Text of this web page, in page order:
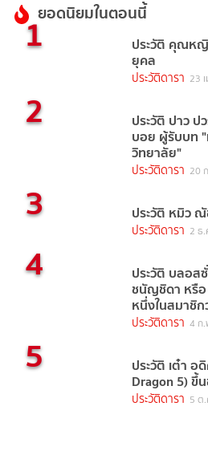
ยอดนิยมในตอนนี้
1 ประวัติ คุณห
ยุคล
ประวัติดารา 23
2 ประวัติ ปาว
บอย ผู้รับบท "
วิทยาลัย"
ประวัติดารา 20
3 ประวัติ หมิว
ประวัติดารา 2 ธ
4 ประวัติ บลอส
ชนัญชิดา หรื
หนึ่งในสมาชิ
(2021)
ประวัติดารา 4 ก
5 ประวัติ เต๋า
Dragon 5) ขึ้
ประวัติดารา 5 ต